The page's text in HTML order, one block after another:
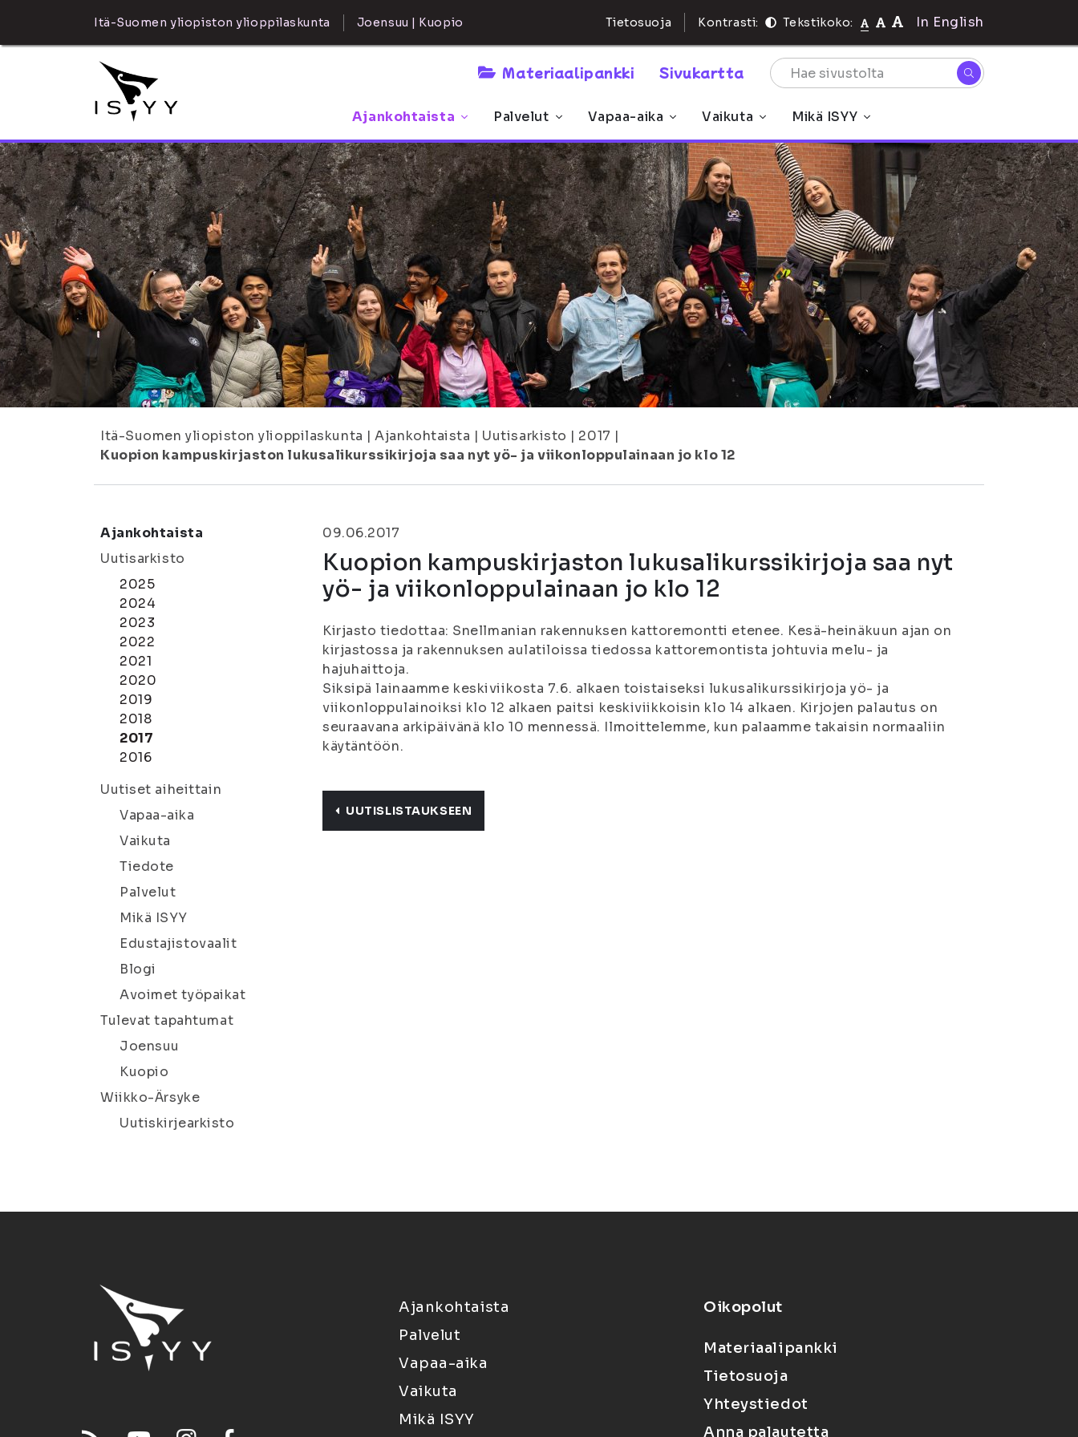
Itä-Suomen yliopiston ylioppilaskunta Joensuu | Kuopio Tietosuoja Kontrasti: Tekstikoko: In English
Materiaalipankki Sivukartta
Ajankohtaista Palvelut Vapaa-aika Vaikuta Mikä ISYY
Itä-Suomen yliopiston ylioppilaskunta | Ajankohtaista | Uutisarkisto | 2017 |
Kuopion kampuskirjaston lukusalikurssikirjoja saa nyt yö- ja viikonloppulainaan jo klo 12
Ajankohtaista
Uutisarkisto
2025
2024
2023
2022
2021
2020
2019
2018
2017
2016
Uutiset aiheittain
Vapaa-aika
Vaikuta
Tiedote
Palvelut
Mikä ISYY
Edustajistovaalit
Blogi
Avoimet työpaikat
Tulevat tapahtumat
Joensuu
Kuopio
Wiikko-Ärsyke
Uutiskirjearkisto
09.06.2017
Kuopion kampuskirjaston lukusalikurssikirjoja saa nyt
yö- ja viikonloppulainaan jo klo 12
Kirjasto tiedottaa: Snellmanian rakennuksen kattoremontti etenee. Kesä-heinäkuun ajan on
kirjastossa ja rakennuksen aulatiloissa tiedossa kattoremontista johtuvia melu- ja
hajuhaittoja.
Siksipä lainaamme keskiviikosta 7.6. alkaen toistaiseksi lukusalikurssikirjoja yö- ja
viikonloppulainoiksi klo 12 alkaen paitsi keskiviikkoisin klo 14 alkaen. Kirjojen palautus on
seuraavana arkipäivänä klo 10 mennessä. Ilmoittelemme, kun palaamme takaisin normaaliin
käytäntöön.
UUTISLISTAUKSEEN
Ajankohtaista
Palvelut
Vapaa-aika
Vaikuta
Mikä ISYY
Oikopolut
Materiaalipankki
Tietosuoja
Yhteystiedot
Anna palautetta